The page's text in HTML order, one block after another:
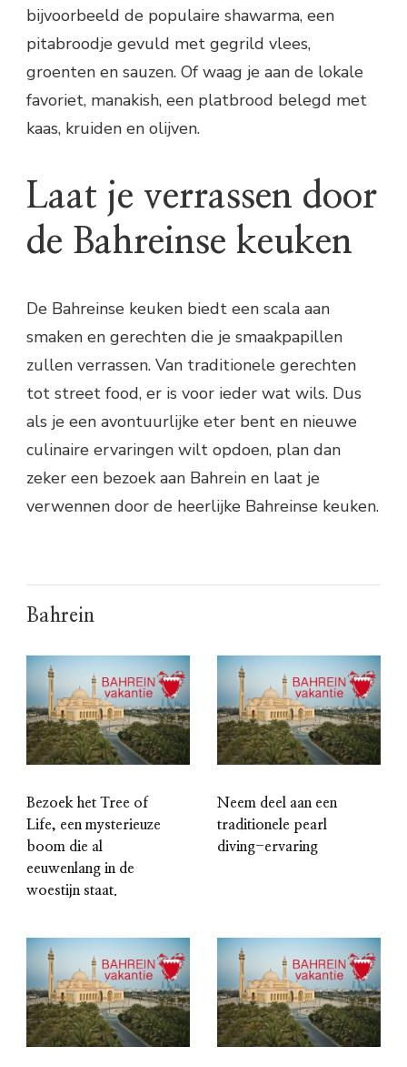
bijvoorbeeld de populaire shawarma, een
pitabroodje gevuld met gegrild vlees,
groenten en sauzen. Of waag je aan de lokale
favoriet, manakish, een platbrood belegd met
kaas, kruiden en olijven.
Laat je verrassen door
de Bahreinse keuken
De Bahreinse keuken biedt een scala aan
smaken en gerechten die je smaakpapillen
zullen verrassen. Van traditionele gerechten
tot street food, er is voor ieder wat wils. Dus
als je een avontuurlijke eter bent en nieuwe
culinaire ervaringen wilt opdoen, plan dan
zeker een bezoek aan Bahrein en laat je
verwennen door de heerlijke Bahreinse keuken.
Bahrein
Bezoek het Tree of
Life, een mysterieuze
boom die al
eeuwenlang in de
woestijn staat.
Neem deel aan een
traditionele pearl
diving-ervaring